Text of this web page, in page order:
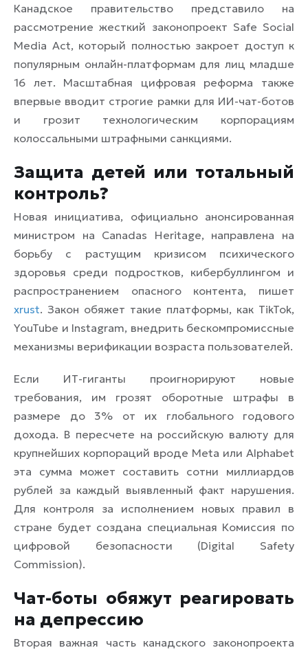
Канадское правительство представило на
рассмотрение жесткий законопроект Safe Social
Media Act, который полностью закроет доступ к
популярным онлайн-платформам для лиц младше
16 лет. Масштабная цифровая реформа также
впервые вводит строгие рамки для ИИ-чат-ботов
и грозит технологическим корпорациям
колоссальными штрафными санкциями.
Защита детей или тотальный
контроль?
Новая инициатива, официально анонсированная
министром на Canadas Heritage, направлена на
борьбу с растущим кризисом психического
здоровья среди подростков, кибербуллингом и
распространением опасного контента, пишет
xrust. Закон обяжет такие платформы, как TikTok,
YouTube и Instagram, внедрить бескомпромиссные
механизмы верификации возраста пользователей.
Если ИТ-гиганты проигнорируют новые
требования, им грозят оборотные штрафы в
размере до 3% от их глобального годового
дохода. В пересчете на российскую валюту для
крупнейших корпораций вроде Meta или Alphabet
эта сумма может составить сотни миллиардов
рублей за каждый выявленный факт нарушения.
Для контроля за исполнением новых правил в
стране будет создана специальная Комиссия по
цифровой безопасности (Digital Safety
Commission).
Чат-боты обяжут реагировать
на депрессию
Вторая важная часть канадского законопроекта